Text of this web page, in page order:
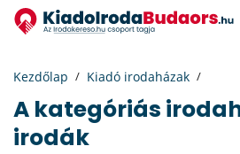
Kezdőlap Kiadó irodaházak
A kategóriás irodaházak, kiadó
irodák